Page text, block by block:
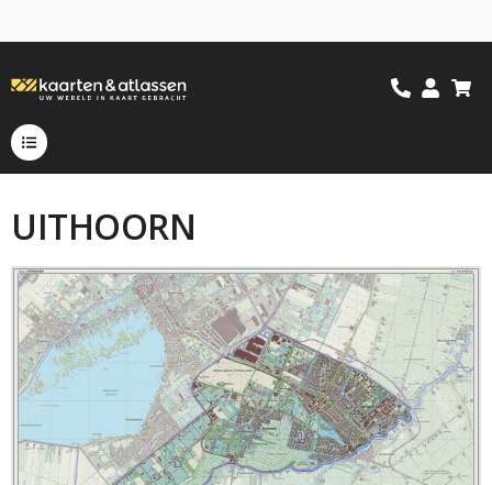
UITHOORN